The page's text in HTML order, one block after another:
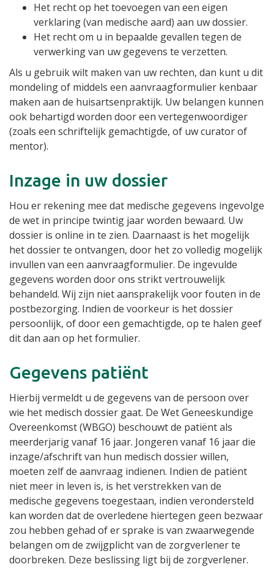
Het recht op het toevoegen van een eigen
verklaring (van medische aard) aan uw dossier.
Het recht om u in bepaalde gevallen tegen de
verwerking van uw gegevens te verzetten.
Als u gebruik wilt maken van uw rechten, dan kunt u dit
mondeling of middels een aanvraagformulier kenbaar
maken aan de huisartsenpraktijk. Uw belangen kunnen
ook behartigd worden door een vertegenwoordiger
(zoals een schriftelijk gemachtigde, of uw curator of
mentor).
Inzage in uw dossier
Hou er rekening mee dat medische gegevens ingevolge
de wet in principe twintig jaar worden bewaard. Uw
dossier is online in te zien. Daarnaast is het mogelijk
het dossier te ontvangen, door het zo volledig mogelijk
invullen van een aanvraagformulier. De ingevulde
gegevens worden door ons strikt vertrouwelijk
behandeld. Wij zijn niet aansprakelijk voor fouten in de
postbezorging. Indien de voorkeur is het dossier
persoonlijk, of door een gemachtigde, op te halen geef
dit dan aan op het formulier.
Gegevens patiënt
Hierbij vermeldt u de gegevens van de persoon over
wie het medisch dossier gaat. De Wet Geneeskundige
Overeenkomst (WBGO) beschouwt de patiënt als
meerderjarig vanaf 16 jaar. Jongeren vanaf 16 jaar die
inzage/afschrift van hun medisch dossier willen,
moeten zelf de aanvraag indienen. Indien de patiënt
niet meer in leven is, is het verstrekken van de
medische gegevens toegestaan, indien verondersteld
kan worden dat de overledene hiertegen geen bezwaar
zou hebben gehad of er sprake is van zwaarwegende
belangen om de zwijgplicht van de zorgverlener te
doorbreken. Deze beslissing ligt bij de zorgverlener.